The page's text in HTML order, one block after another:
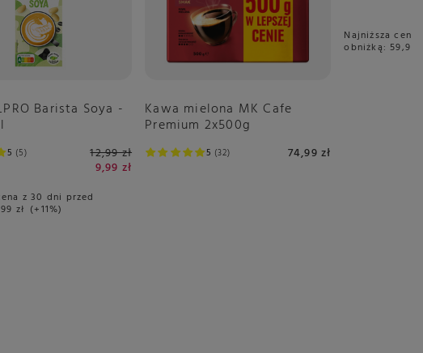
5 5
Barista Soya -
12,99 zł
9,99 zł
z 30 dni przed
zł +11%
5 32
Kawa mielona MK Cafe
Premium 2x500g
74,99 zł
Najniższa
obniżką: 59,97